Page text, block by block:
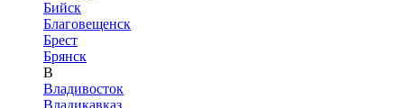
Бийск
Благовещенск
Брест
Брянск
В
Владивосток
Владикавказ